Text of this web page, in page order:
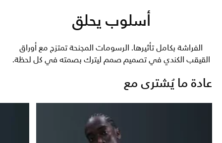
أسلوب يحلق
الفراشة بكامل تأثيرها. الرسومات المجنحة تمتزج مع أوراق
القيقب الكندي في تصميم صمم ليترك بصمته في كل لحظة.
عادة ما يُشترى مع